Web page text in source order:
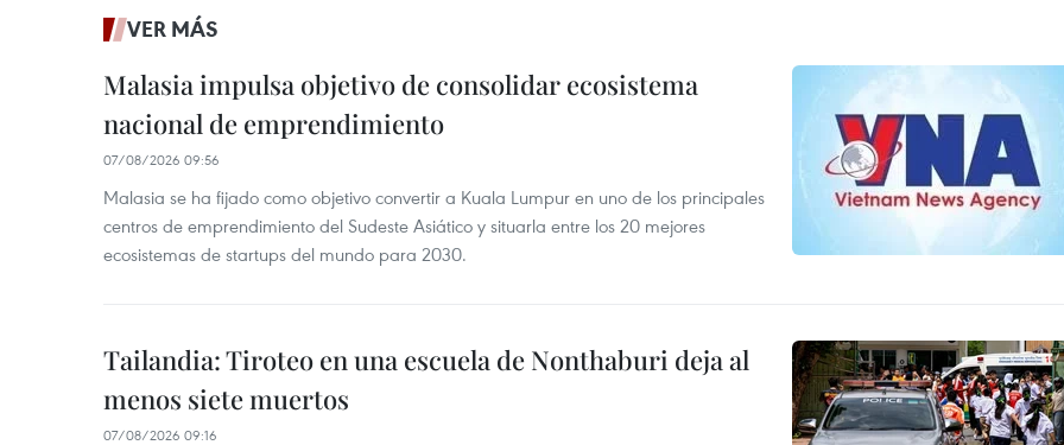
VER MÁS
Malasia impulsa objetivo de consolidar ecosistema
nacional de emprendimiento
07/08/2026 09:56
Malasia se ha fijado como objetivo convertir a Kuala Lumpur en uno de los principales
centros de emprendimiento del Sudeste Asiático y situarla entre los 20 mejores
ecosistemas de startups del mundo para 2030.
Tailandia: Tiroteo en una escuela de Nonthaburi deja al
menos siete muertos
07/08/2026 09:16